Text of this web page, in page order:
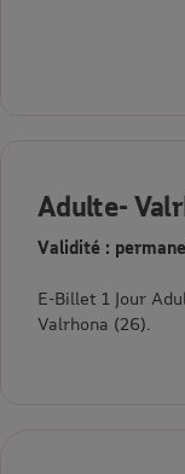
Adulte-
Validité :
E-Billet 1 Jour
Valrhona (26).